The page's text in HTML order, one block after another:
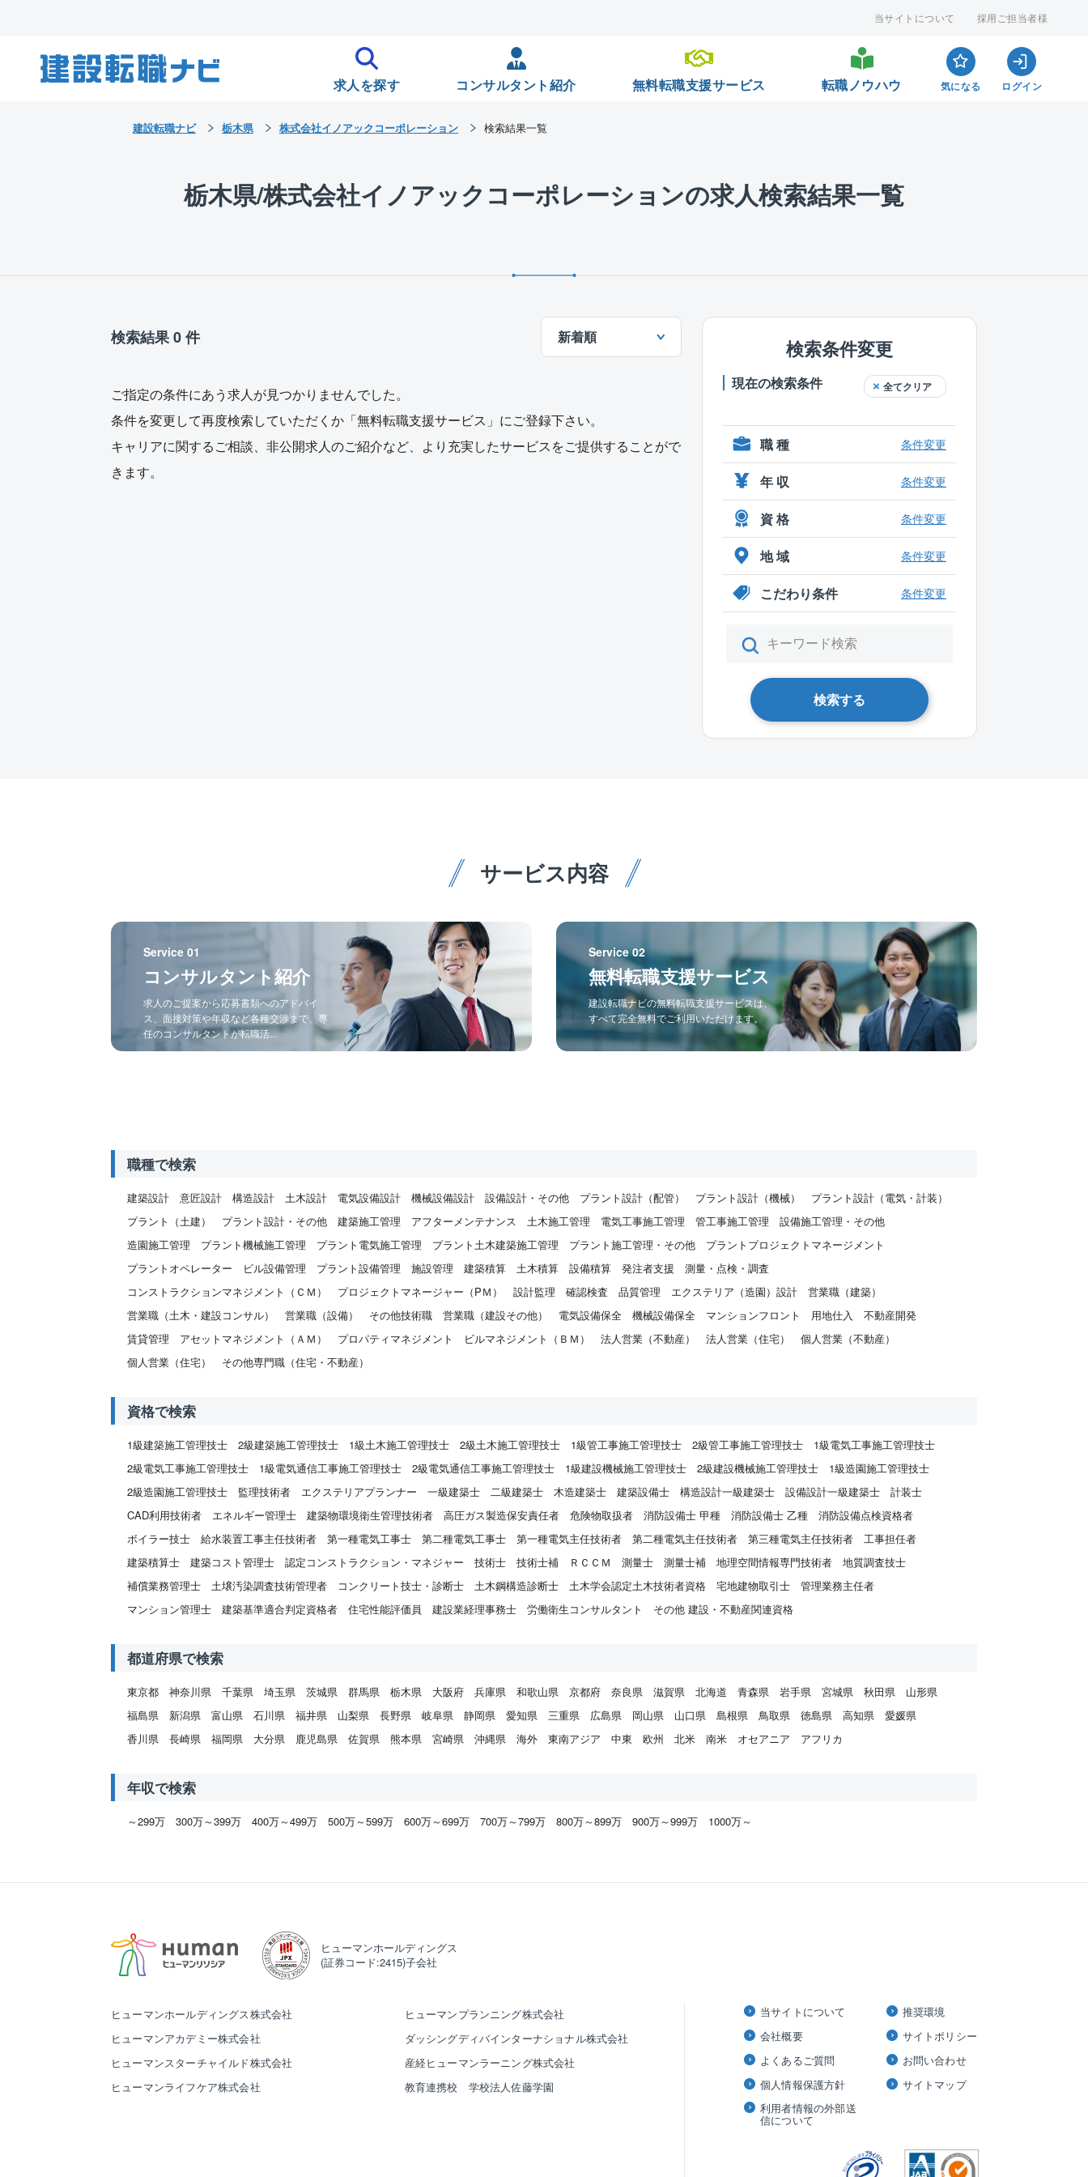
当サイトについて 採用ご担当者様
求人を探す コンサルタント紹介 無料転職支援サービス 転職ノウハウ 気になる ログイン
栃木県/株式会社イノアックコーポレーションの求人検索結果一覧
検索結果 0 件 新着順
ご指定の条件にあう求人が見つかりませんでした。
条件を変更して再度検索していただくか「無料転職支援サービス」にご登録下さい。
キャリアに関するご相談、非公開求人のご紹介など、より充実したサービスをご提供することがで
きます。
検索条件変更
現在の検索条件 全てクリア
職 種 条件変更
年 収 条件変更
資 格 条件変更
地 域 条件変更
こだわり条件 条件変更
検索する
サービス内容
Service 01
コンサルタント紹介
求人のご提案から応募書類へのアドバイ
ス、面接対策や年収など各種交渉まで、専
任のコンサルタントが転職活...
Service 02
無料転職支援サービス
建設転職ナビの無料転職支援サービスは、
すべて完全無料でご利用いただけます。
職種で検索
建築設計 意匠設計 構造設計 土木設計 電気設備設計 機械設備設計 設備設計・その他 プラント設計（配管） プラント設計（機械）
プラント設計（電気・計装）
プラント（土建）
プラント設計・その他 建築施工管理 アフターメンテナンス 土木施工管理 電気工事施工管理 管工事施工管理
設備施工管理・その他
造園施工管理
プラント機械施工管理 プラント電気施工管理 プラント土木建築施工管理 プラント施工管理・その他
プラントプロジェクトマネージメント
プラントオペレーター
ビル設備管理 プラント設備管理 施設管理 建築積算 土木積算 設備積算 発注者支援
測量・点検・調査
コンストラクションマネジメント（ＣＭ）
プロジェクトマネージャー（PＭ） 設計監理 確認検査 品質管理 エクステリア（造園）設計
営業職（建築）
営業職（土木・建設コンサル）
営業職（設備） その他技術職 営業職（建設その他） 電気設備保全 機械設備保全 マンションフロント 用地仕入
不動産開発
賃貸管理
アセットマネジメント（ＡＭ） プロパティマネジメント ビルマネジメント（ＢＭ） 法人営業（不動産） 法人営業（住宅）
個人営業（不動産）
個人営業（住宅）
その他専門職（住宅・不動産）
資格で検索
1級建築施工管理技士 2級建築施工管理技士 1級土木施工管理技士 2級土木施工管理技士 1級管工事施工管理技士 2級管工事施工管理技士
1級電気工事施工管理技士
2級電気工事施工管理技士
1級電気通信工事施工管理技士 2級電気通信工事施工管理技士 1級建設機械施工管理技士 2級建設機械施工管理技士
1級造園施工管理技士
2級造園施工管理技士
監理技術者 エクステリアプランナー 一級建築士 二級建築士 木造建築士 建築設備士 構造設計一級建築士 設備設計一級建築士
計装士
CAD利用技術者
エネルギー管理士 建築物環境衛生管理技術者 高圧ガス製造保安責任者 危険物取扱者 消防設備士 甲種 消防設備士 乙種
消防設備点検資格者
ボイラー技士
給水装置工事主任技術者 第一種電気工事士 第二種電気工事士 第一種電気主任技術者 第二種電気主任技術者 第三種電気主任技術者
工事担任者
建築積算士
建築コスト管理士 認定コンストラクション・マネジャー 技術士 技術士補 ＲＣＣＭ 測量士 測量士補 地理空間情報専門技術者
地質調査技士
補償業務管理士
土壌汚染調査技術管理者 コンクリート技士・診断士 土木鋼構造診断士 土木学会認定土木技術者資格 宅地建物取引士
管理業務主任者
マンション管理士
建築基準適合判定資格者 住宅性能評価員 建設業経理事務士 労働衛生コンサルタント その他 建設・不動産関連資格
都道府県で検索
東京都 神奈川県 千葉県 埼玉県 茨城県 群馬県 栃木県 大阪府 兵庫県 和歌山県 京都府 奈良県 滋賀県 北海道 青森県 岩手県 宮城県 秋田県
山形県
福島県
新潟県 富山県 石川県 福井県 山梨県 長野県 岐阜県 静岡県 愛知県 三重県 広島県 岡山県 山口県 島根県 鳥取県 徳島県 高知県
愛媛県
香川県
長崎県 福岡県 大分県 鹿児島県 佐賀県 熊本県 宮崎県 沖縄県 海外 東南アジア 中東 欧州 北米 南米 オセアニア アフリカ
年収で検索
～299万 300万～399万 400万～499万 500万～599万 600万～699万 700万～799万 800万～899万 900万～999万 1000万～
建設転職ナビ 栃木県 株式会社イノアックコーポレーション 検索結果一覧
ヒューマンホールディングス
(証券コード:2415)子会社
ヒューマンホールディングス株式会社
ヒューマンアカデミー株式会社
ヒューマンスターチャイルド株式会社
ヒューマンライフケア株式会社
ヒューマンプランニング株式会社
ダッシングディバインターナショナル株式会社
産経ヒューマンラーニング株式会社
教育連携校 学校法人佐藤学園
当サイトについて
会社概要
よくあるご質問
個人情報保護方針
利用者情報の外部送
信について
推奨環境
サイトポリシー
お問い合わせ
サイトマップ